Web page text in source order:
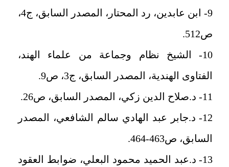
9- ابن عابدين، رد المحتار، المصدر السابق، ج4،
ص512.
10- الشيخ نظام وجماعة من علماء الهند،
الفتاوى الهندية، المصدر السابق، ج3، ص9.
11- د.صلاح الدين زكي، المصدر السابق، ص26.
12- د.جابر عبد الهادي سالم الشافعي، المصدر
السابق، ص463-464.
13- د.عبد الحميد محمود البعلي، ضوابط العقود